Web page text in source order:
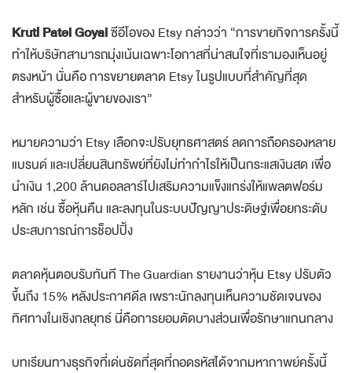
Kruti Patel Goyalซีอีโอของ Etsy กล่าวว่า “การขายกิจการครั้งนี้
ทำให้บริษัทสามารถมุ่งเน้นเฉพาะโอกาสที่น่าสนใจที่เรามองเห็นอยู่
ตรงหน้า นั่นคือ การขยายตลาด Etsy ในรูปแบบที่สำคัญที่สุด
สำหรับผู้ซื้อและผู้ขายของเรา”
หมายความว่า Etsy เลือกจะปรับยุทธศาสตร์ ลดการถือครองหลาย
แบรนด์ และเปลี่ยนสินทรัพย์ที่ยังไม่ทำกำไรให้เป็นกระแสเงินสด เพื่อ
นำเงิน 1,200 ล้านดอลลาร์ไปเสริมความแข็งแกร่งให้แพลตฟอร์ม
หลัก เช่น ซื้อหุ้นคืน และลงทุนในระบบปัญญาประดิษฐ์เพื่อยกระดับ
ประสบการณ์การช็อปปิ้ง
ตลาดหุ้นตอบรับทันที The Guardian รายงานว่าหุ้น Etsy ปรับตัว
ขึ้นถึง 15% หลังประกาศดีล เพราะนักลงทุนเห็นความชัดเจนของ
ทิศทางในเชิงกลยุทธ์ นี่คือการยอมตัดบางส่วนเพื่อรักษาแกนกลาง
บทเรียนทางธุรกิจที่เด่นชัดที่สุดที่ถอดรหัสได้จากมหากาพย์ครั้งนี้